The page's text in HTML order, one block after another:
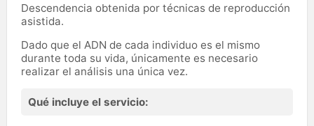
Descendencia obtenida por técnicas de reproducción
asistida.
Dado que el ADN de cada individuo es el mismo
durante toda su vida, únicamente es necesario
realizar el análisis una única vez.
Qué incluye el servicio: